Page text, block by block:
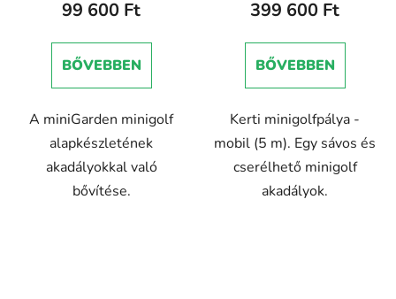
99 600 Ft
BŐVEBBEN
A miniGarden minigolf
alapkészletének
akadályokkal való
bővítése.
399 600 Ft
BŐVEBBEN
Kerti minigolfpálya -
mobil (5 m). Egy sávos és
cserélhető minigolf
akadályok.